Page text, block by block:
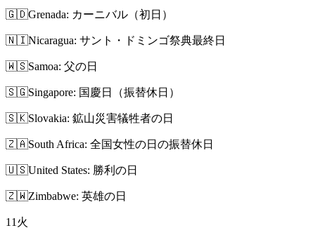
🇬🇩Grenada: カーニバル（初日）
🇳🇮Nicaragua: サント・ドミンゴ祭典最終日
🇼🇸Samoa: 父の日
🇸🇬Singapore: 国慶日（振替休日）
🇸🇰Slovakia: 鉱山災害犠牲者の日
🇿🇦South Africa: 全国女性の日の振替休日
🇺🇸United States: 勝利の日
🇿🇼Zimbabwe: 英雄の日
11 火